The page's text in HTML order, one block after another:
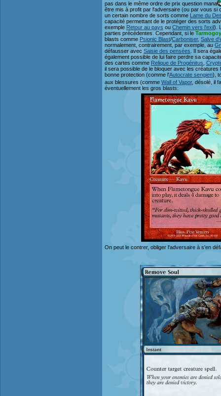
pas dans le même ordre de prix question mana
être mis à profit par l'adversaire (ou par vous
un certain nombre de sorts comme Lame du
capacité permettant de le protéger des sorts
exemple Retour au pays ou Chemin vers l'exil).
parties précédentes. Cependant, si le
blasts comme Psionic Blast/Carboniser, Salve
normalement, contrairement, par exemple, au
défausser avec Saisie des pensées . Il sera
également possible de lui faire perdre sa
des cartes comme Relique de Progénitus
il sera possible de le bloquer avec les
bonne protection (comme l'Autocrate sengien),
aux blessures (comme Wall of Vapor, désolé, il
éventuellement les gros blasts:
On peut le contrer, obliger l'adversaire à s'en